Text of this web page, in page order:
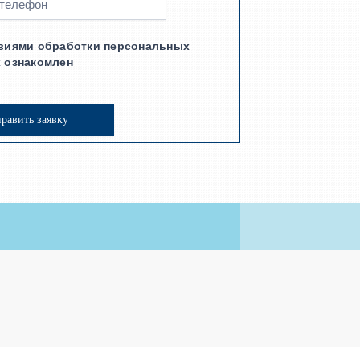
обработки персональных
ознакомлен